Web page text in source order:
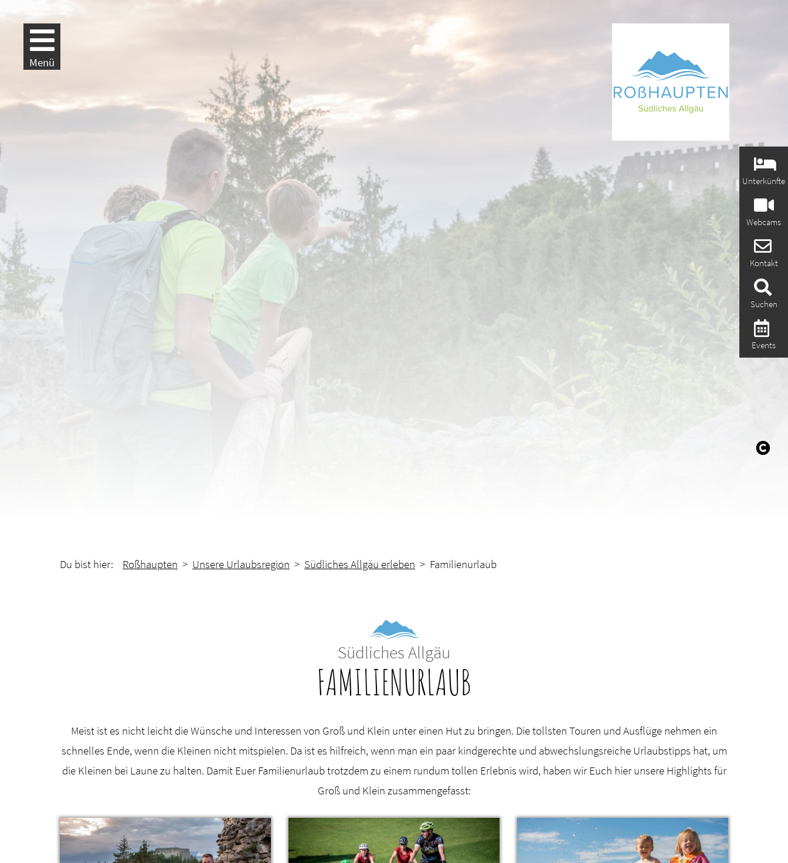
Weiter zur Navigation
Unterkünfte
Webcams
Kontakt
Suchen
Events
Menü
Du bist hier: Roßhaupten > Unsere Urlaubsregion > Südliches Allgäu erleben > Familienurlaub
Südliches Allgäu
FAMILIENURLAUB
Meist ist es nicht leicht die Wünsche und Interessen von Groß und Klein unter einen Hut zu bringen. Die tollsten Touren und Ausflüge nehmen ein
schnelles Ende, wenn die Kleinen nicht mitspielen. Da ist es hilfreich, wenn man ein paar kindgerechte und abwechslungsreiche Urlaubstipps hat, um
die Kleinen bei Laune zu halten. Damit Euer Familienurlaub trotzdem zu einem rundum tollen Erlebnis wird, haben wir Euch hier unsere Highlights für
Groß und Klein zusammengefasst: